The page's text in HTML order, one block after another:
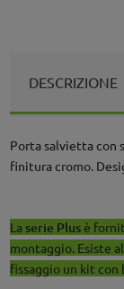
DESCRIZIONE
Porta salvietta con
finitura cromo.
La serie Plusè
montaggio. Esiste
fissaggio un kit con